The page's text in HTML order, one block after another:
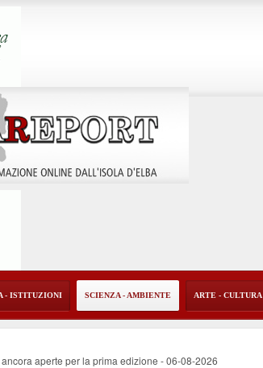
- ISTITUZIONI SCIENZA - AMBIENTE ARTE - CULTURA
aperte per la prima edizione -06-08-2026